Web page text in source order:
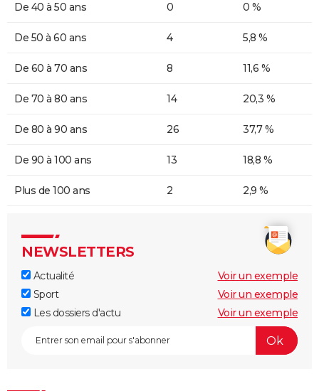
De 40 à 50 ans 0 0 %
De 50 à 60 ans 4 5,8 %
De 60 à 70 ans 8 11,6 %
De 70 à 80 ans 14 20,3 %
De 80 à 90 ans 26 37,7 %
De 90 à 100 ans 13 18,8 %
Plus de 100 ans 2 2,9 %
NEWSLETTERS
Actualité
Voir un exemple
Sport
Voir un exemple
Les dossiers d'actu
Voir un exemple